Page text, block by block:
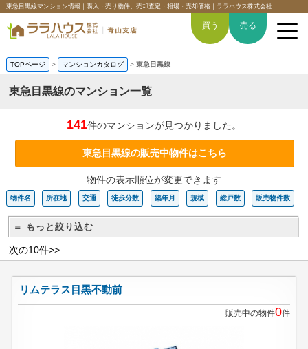
東急目黒線マンション情報｜購入・売り物件、売却査定・相場・売却価格｜ララハウス株式会社
買いたい
空間デザイン事例
スタッフ紹介
買う 売る
TOPページ > マンションカタログ > 東急目黒線
東急目黒線のマンション一覧
141件のマンションが見つかりました。
東急目黒線の販売中物件はこちら
物件の表示順位が変更できます
物件名 所在地 交通 徒歩分数 築年月 規模 総戸数 販売物件数
＝ もっと絞り込む
次の10件>>
リムテラス目黒不動前
販売中の物件0件